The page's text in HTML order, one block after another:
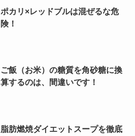
ポカリ×レッドブルは混ぜるな危
険！
ご飯（お米）の糖質を角砂糖に換
算するのは、間違いです！
脂肪燃焼ダイエットスープを徹底